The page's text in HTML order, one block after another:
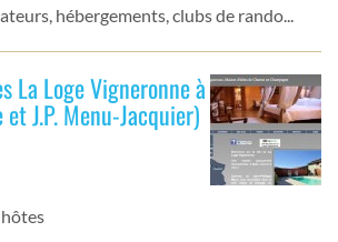
hébergements, clubs de rando...
La Loge Vigneronne à
J.P. Menu-Jacquier)